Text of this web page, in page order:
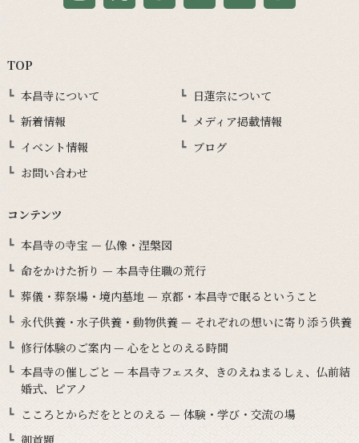
TOP
本昌寺について
日蓮宗について
新着情報
メディア掲載情報
イベント情報
ブログ
お問い合わせ
コンテンツ
本昌寺の寺宝 — 仏像・涅槃図
命をかけた祈り — 本昌寺住職の荒行
葬儀・葬祭場・境内墓地 — 京都・本昌寺で眠るということ
永代供養・水子供養・動物供養 — それぞれの想いに寄り添う供養
修行体験のご案内 — 心をととのえる時間
本昌寺の催しごと — 本昌寺フェスタ、きのえねまるしぇ、仏前結
婚式、ピアノ
こころとからだをととのえる — 体験・学び・交流の場